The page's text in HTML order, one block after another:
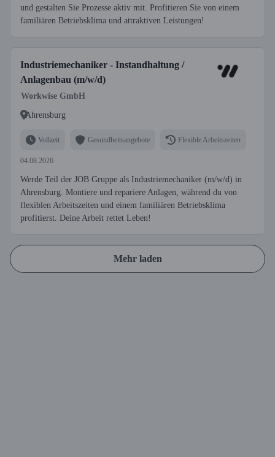
und gestalten Sie Prozesse aktiv mit. Profitieren Sie von einem
familiären Betriebsklima und attraktiven Leistungen!
Industriemechaniker - Instandhaltung /
Anlagenbau (m/w/d)
Workwise GmbH
Ahrensburg
Vollzeit Gesundheitsangebote Flexible Arbeitszeiten
04.08.2026
Werde Teil der JOB Gruppe als Industriemechaniker (m/w/d) in
Ahrensburg. Montiere und repariere Anlagen, während du von
flexiblen Arbeitszeiten und einem familiären Betriebsklima
profitierst. Deine Arbeit rettet Leben!
Mehr laden